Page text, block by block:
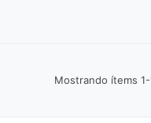
Mostrando ítems 1-